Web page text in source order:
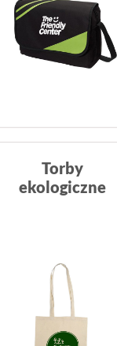
Torby
ekologiczne